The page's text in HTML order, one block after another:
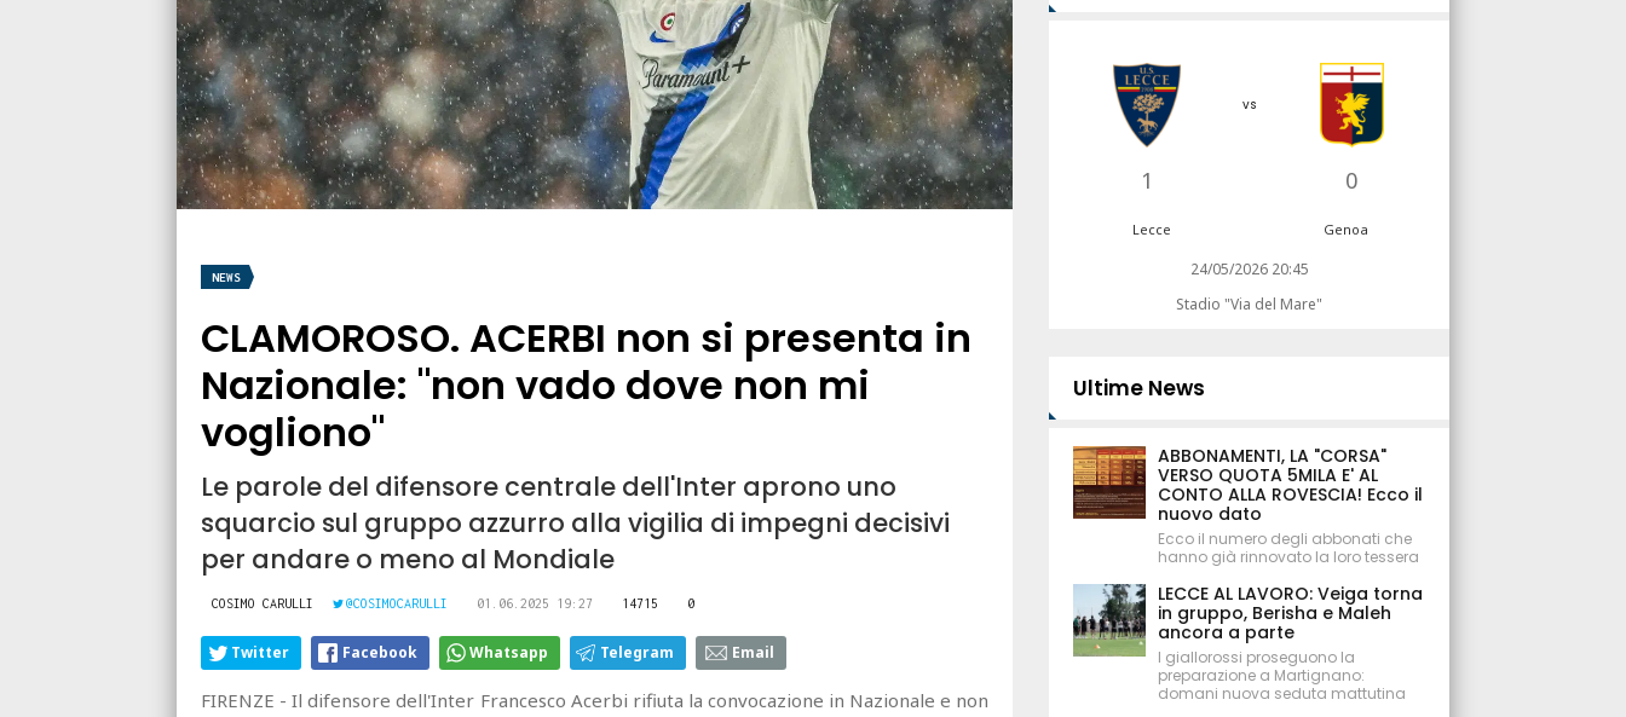
NEWS
CLAMOROSO. ACERBI non si presenta in
Nazionale: "non vado dove non mi
vogliono"
Le parole del difensore centrale dell'Inter aprono uno
squarcio sul gruppo azzurro alla vigilia di impegni decisivi
per andare o meno al Mondiale
COSIMO CARULLI @COSIMOCARULLI 01.06.2025 19:27 14715 0
Twitter Facebook Whatsapp Telegram Email
FIRENZE - Il difensore dell'Inter Francesco Acerbi rifiuta la convocazione in Nazionale e non
1
vs
0
Lecce Genoa
24/05/2026 20:45
Stadio "Via del Mare"
Ultime News
ABBONAMENTI, LA "CORSA"
VERSO QUOTA 5MILA E' AL
CONTO ALLA ROVESCIA! Ecco il
nuovo dato
Ecco il numero degli abbonati che
hanno già rinnovato la loro tessera
LECCE AL LAVORO: Veiga torna
in gruppo, Berisha e Maleh
ancora a parte
I giallorossi proseguono la
preparazione a Martignano:
domani nuova seduta mattutina